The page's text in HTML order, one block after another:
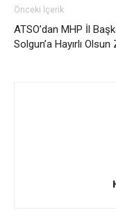
Önceki İçerik
ATSO’dan MHP İl
Solgun’a Hayırlı